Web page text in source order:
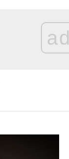
ad